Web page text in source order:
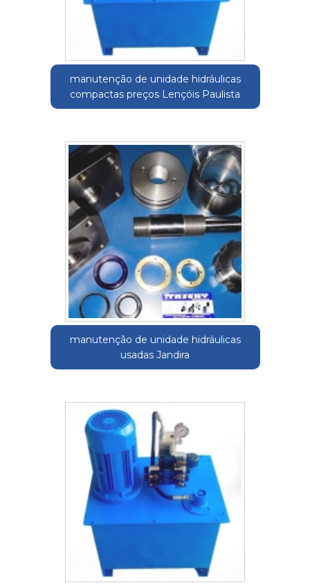
manutenção de unidade hidráulicas
compactas preços Lençóis Paulista
manutenção de unidade hidráulicas
usadas Jandira